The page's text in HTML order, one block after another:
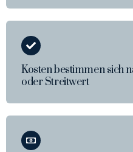
Kosten bestimmen sich
oder Streitwert